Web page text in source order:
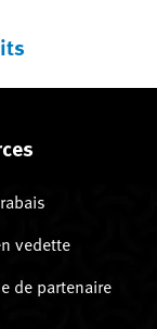
vedette
de partenaire